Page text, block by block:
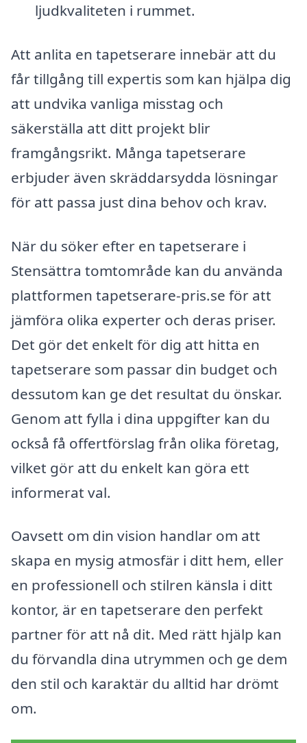
ljudkvaliteten i rummet.
Att anlita en tapetserare innebär att du
får tillgång till expertis som kan hjälpa dig
att undvika vanliga misstag och
säkerställa att ditt projekt blir
framgångsrikt. Många tapetserare
erbjuder även skräddarsydda lösningar
för att passa just dina behov och krav.
När du söker efter en tapetserare i
Stensättra tomtområde kan du använda
plattformen tapetserare-pris.se för att
jämföra olika experter och deras priser.
Det gör det enkelt för dig att hitta en
tapetserare som passar din budget och
dessutom kan ge det resultat du önskar.
Genom att fylla i dina uppgifter kan du
också få offertförslag från olika företag,
vilket gör att du enkelt kan göra ett
informerat val.
Oavsett om din vision handlar om att
skapa en mysig atmosfär i ditt hem, eller
en professionell och stilren känsla i ditt
kontor, är en tapetserare den perfekt
partner för att nå dit. Med rätt hjälp kan
du förvandla dina utrymmen och ge dem
den stil och karaktär du alltid har drömt
om.